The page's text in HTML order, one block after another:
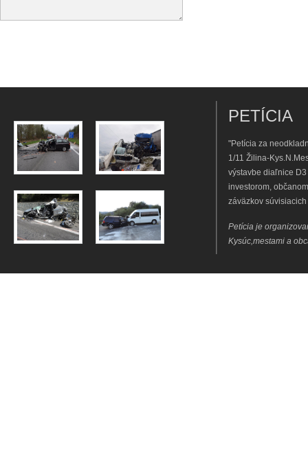
PETÍCIA
"Petícia za
1/11 Žilina-
výstavbe diaľnice
investorom,
záväzkov
Petícia je
Kysúc,mestami a